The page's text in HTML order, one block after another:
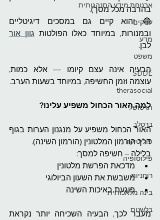
אבטחת מידע התנהגותית
עסקים
מדע
משפט
SDDE
therasocial
תרסושל
ברסלב
פוליטיקה
פילוסופיה
רוחניות
בינה מלאכותית
בלשנות
בהרבה מכל מסך).
ובמנורות, במיוחד כאלו הפולטות גוון אור
לבן.
עוצמה וזמן החשיפה, במיוחד בשעות הערב.
למה האור הכחול משפיע עלינו?
דרך הורמון המלטונין (הורמון השינה).
בלילה – חשיפה למסך:
מדכאת הפרשת מלטונין
משבשת את השעון הביולוגי
פוגעת באיכות השינה
מעבר לכך, הבעיה השכיחה יותר נקראת